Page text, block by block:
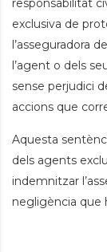
responsabilitat
exclusiva de
l’asseguradora
l’agent o dels
sense perjudici
accions que
Aquesta
dels agents
indemnitzar
negligència que